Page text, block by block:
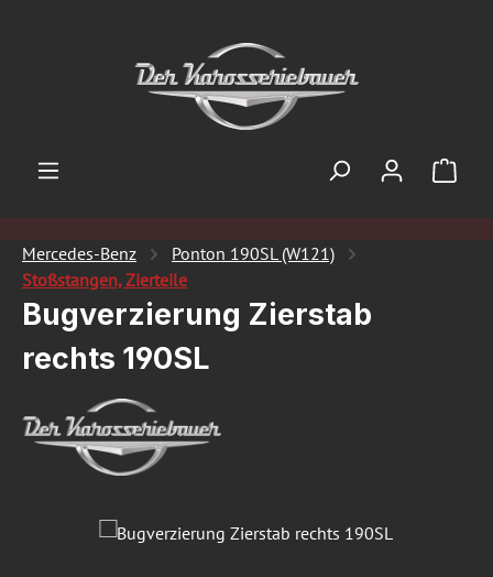
Mercedes-Benz
Ponton 190SL (W121)
Stoßstangen, Zierteile
Bugverzierung Zierstab
rechts 190SL
Bildergalerie überspringen